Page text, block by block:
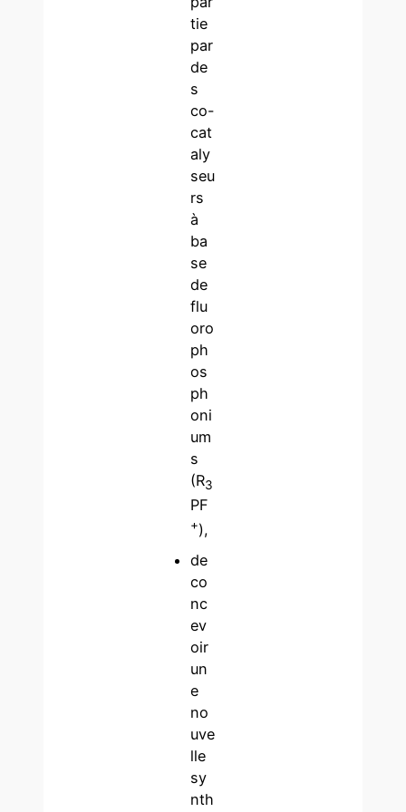
tie
par
de
s
co-
cat
aly
seu
rs
à
ba
se
de
flu
oro
ph
os
ph
oni
um
s
(R3
PF
+),
de
co
nc
ev
oir
un
e
no
uve
lle
sy
nth